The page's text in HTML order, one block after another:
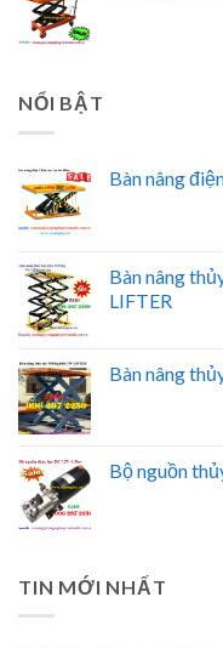
NỔI BẬT
Bàn nâng
Bàn nâng
LIFTER
Bàn nâng
Bộ nguồn
TIN MỚI NHẤT